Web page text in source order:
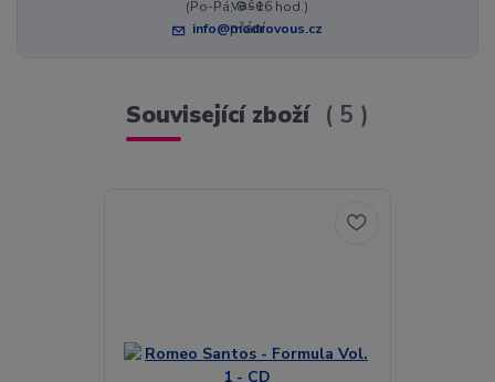
(Po-Pá, 8 - 16 hod.)
info@modrovous.cz
Související zboží 5